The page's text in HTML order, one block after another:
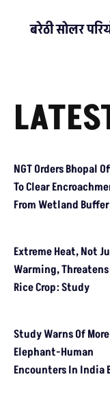
बरेठी सोलर
NGT Orders Bhopal
To Clear
From Wetland
Extreme Heat, Not
Warming,
Rice Crop: Study
Study Warns Of More
Elephant-Human
Encounters In India